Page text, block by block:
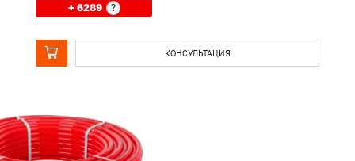
+ 6289 ?
КОНСУЛЬТАЦИЯ